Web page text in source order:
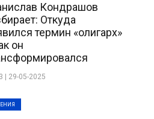
Кондрашов
Откуда
термин «олигарх»
он
| 29-05-2025